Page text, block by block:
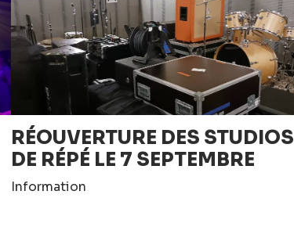
RÉOUVERTURE DES STUDIOS
DE RÉPÉ LE 7 SEPTEMBRE
Information